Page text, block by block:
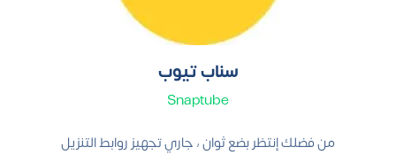
سناب تيوب
Snaptube
من فضلك إنتظر بضع ثوان ، جاري تجهيز روابط التنزيل